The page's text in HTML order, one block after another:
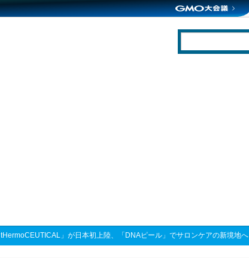
」が日本初上陸、「DNAピール」でサロンケアの新境地へ